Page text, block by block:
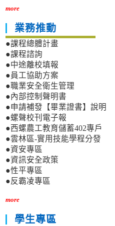
more
業務推動
●課程總體計畫
●課程諮詢
●中途離校填報
●員工協助方案
●職業安全衛生管理
●內部控制聲明書
●申請補發【畢業證書】說明
●螺聲校刊電子報
●西螺農工教育儲蓄402專戶
●雲林區-實用技能學程分發
●資安專區
●資訊安全政策
●性平專區
●反霸凌專區
more
學生專區